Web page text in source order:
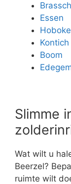
Essen
Kontich
Boom
Slimme
Wat wilt u
Beerzel?
ruimte wilt